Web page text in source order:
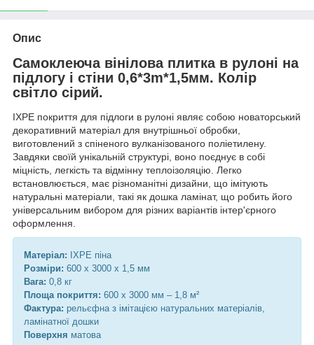
Опис
Самоклеюча вінілова плитка в рулоні на
підлогу і стіни 0,6*3m*1,5мм. Колір
світло сірий.
IXPE покриття для підлоги в рулоні являє собою новаторський
декоративний матеріал для внутрішньої обробки,
виготовлений з спіненого вулканізованого поліетилену.
Завдяки своїй унікальній структурі, воно поєднує в собі
міцність, легкість та відмінну теплоізоляцію. Легко
встановлюється, має різноманітні дизайни, що імітують
натуральні матеріали, такі як дошка ламінат, що робить його
універсальним вибором для різних варіантів інтер'єрного
оформлення.
Матеріал: IXPE піна
Розміри: 600 х 3000 х 1,5 мм
Вага: 0,8 кг
Площа покриття: 600 х 3000 мм – 1,8 м²
Фактура: рельєфна з імітацією натуральних матеріалів,
ламінатної дошки
Поверхня матова